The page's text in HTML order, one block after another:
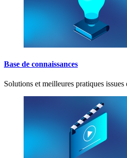
Base de connaissances
Solutions et meilleures pratiques